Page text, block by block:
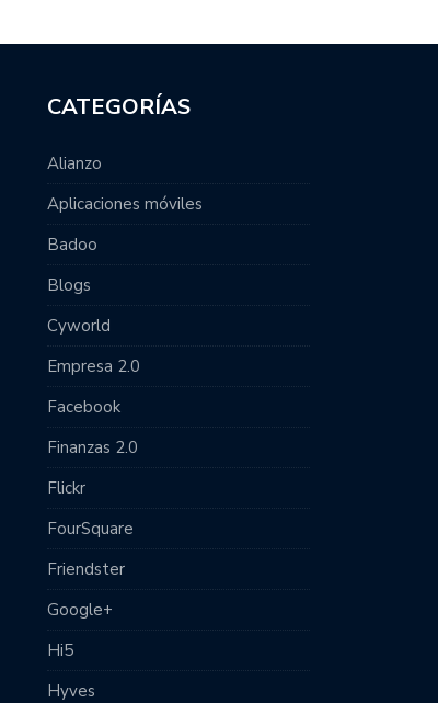
CATEGORÍAS
Alianzo
Aplicaciones móviles
Badoo
Blogs
Cyworld
Empresa 2.0
Facebook
Finanzas 2.0
Flickr
FourSquare
Friendster
Google+
Hi5
Hyves